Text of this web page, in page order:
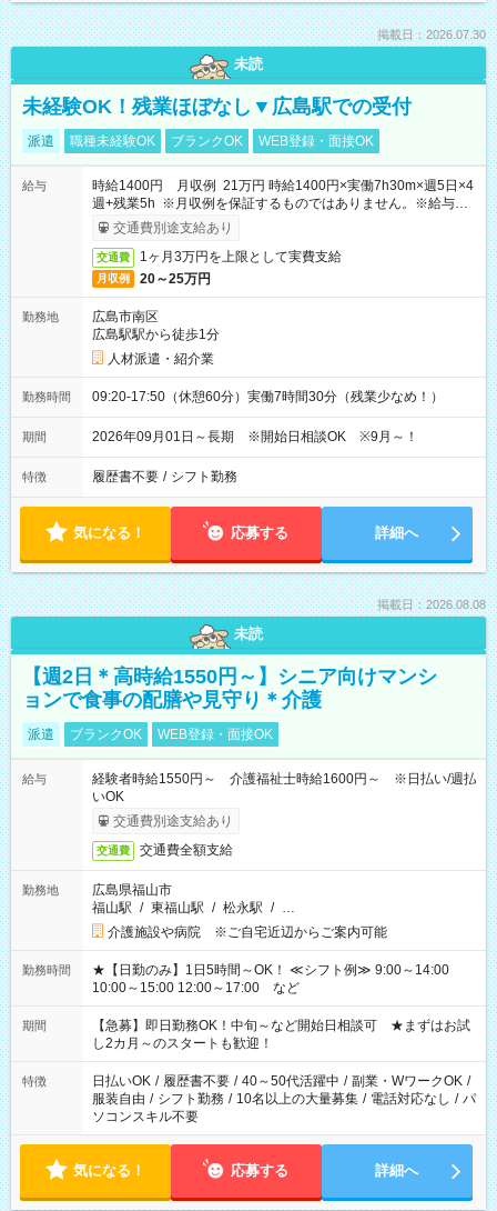
掲載日：2026.07.30
未読
未経験OK！残業ほぼなし▼広島駅での受付
派遣 職種未経験OK ブランクOK WEB登録・面接OK
給与
時給1400円 月収例 21万円 時給1400円×実働7h30m×週5日×4
週+残業5h ※月収例を保証するものではありません。※給与即
受取りサービス利用可（利用条件有）
交通費別途支給あり
交通費 1ヶ月3万円を上限として実費支給
月収例 20～25万円
勤務地
広島市南区
広島駅駅から徒歩1分
人材派遣・紹介業
勤務時間 09:20-17:50（休憩60分）実働7時間30分（残業少なめ！）
期間 2026年09月01日～長期 ※開始日相談OK ※9月～！
特徴 履歴書不要 / シフト勤務
気になる！ 応募する 詳細へ
掲載日：2026.08.08
未読
【週2日＊高時給1550円～】シニア向けマンシ
ョンで食事の配膳や見守り＊介護
派遣 ブランクOK WEB登録・面接OK
給与
経験者時給1550円～ 介護福祉士時給1600円～ ※日払い/週払
いOK
交通費別途支給あり
交通費 交通費全額支給
勤務地
広島県福山市
福山駅 / 東福山駅 / 松永駅 / …
介護施設や病院 ※ご自宅近辺からご案内可能
勤務時間
★【日勤のみ】1日5時間～OK！ ≪シフト例≫ 9:00～14:00
10:00～15:00 12:00～17:00 など
期間
【急募】即日勤務OK！中旬～など開始日相談可 ★まずはお試
し2カ月～のスタートも歓迎！
特徴 日払いOK / 履歴書不要 / 40～50代活躍中 / 副業・WワークOK /
服装自由 / シフト勤務 / 10名以上の大量募集 / 電話対応なし / パ
ソコンスキル不要
気になる！ 応募する 詳細へ